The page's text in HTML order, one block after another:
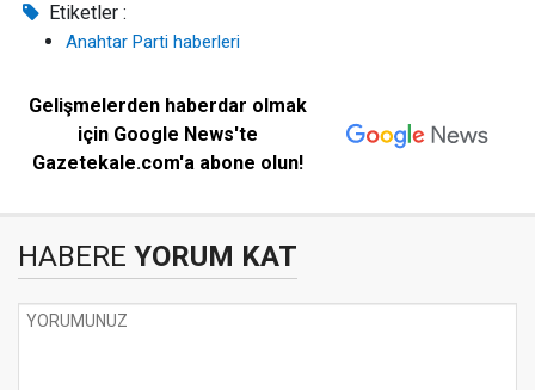
Etiketler :
Anahtar Parti haberleri
Gelişmelerden haberdar olmak
için Google News'te
Gazetekale.com'a abone olun!
HABERE YORUM KAT